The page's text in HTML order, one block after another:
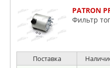
PATRON
Фильтр
Поставка